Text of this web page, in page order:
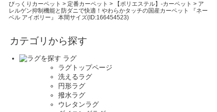
びっくりカーペット > 定番カーペット > 【ポリエステル】-カーペット > ア
レルゲン抑制機能と防ダニで快適！やわらかタッチの国産カーペット 『ネー
ベル アイボリー』 本間サイズ(ID:166454523)
カテゴリから探す
ラグ
ラグトップページ
洗えるラグ
円形ラグ
撥水ラグ
ウレタンラグ